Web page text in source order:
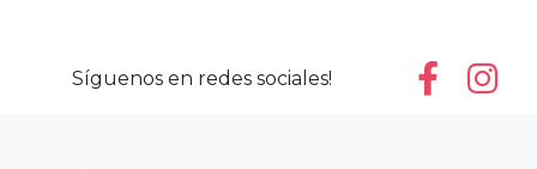
Síguenos en redes sociales!